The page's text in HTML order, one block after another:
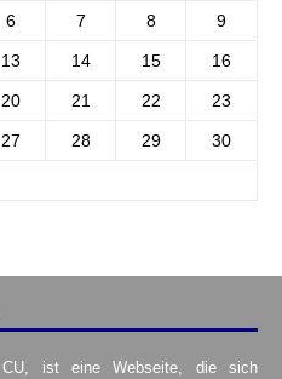
6 7 8 9
13 14 15 16
20 21 22 23
27 28 29 30
CU, ist eine Webseite, die sich